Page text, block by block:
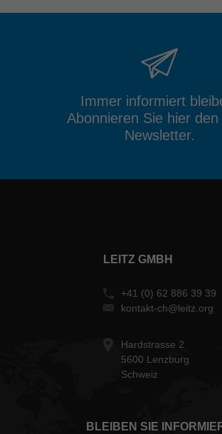
Immer informiert
Abonnieren Sie hier den
Newsletter.
LEITZ GMBH
+41 (0) 62 886 39 39
kontakt-ch@leitz.org
Hardstrasse 2
5600 Lenzburg
Schweiz
BLEIBEN SIE